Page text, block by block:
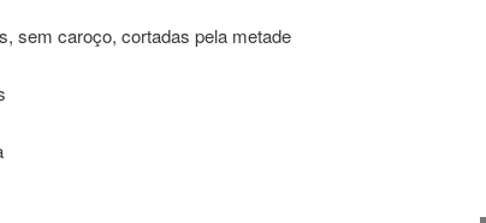
sem caroço, cortadas pela metade